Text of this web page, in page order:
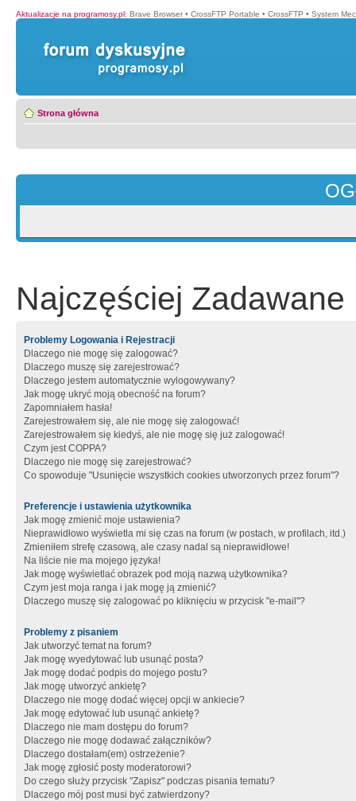
Aktualizacje na programosy.pl: Brave Browser • CrossFTP Portable • CrossFTP • System
Strona główna
Najczęściej Zadawane
Problemy Logowania i Rejestracji
Dlaczego nie mogę się zalogować?
Dlaczego muszę się zarejestrować?
Dlaczego jestem automatycznie wylogowywany?
Jak mogę ukryć moją obecność na forum?
Zapomniałem hasła!
Zarejestrowałem się, ale nie mogę się zalogować!
Zarejestrowałem się kiedyś, ale nie mogę się już zalogować!
Czym jest COPPA?
Dlaczego nie mogę się zarejestrować?
Co spowoduje "Usunięcie wszystkich cookies utworzonych przez forum"?
Preferencje i ustawienia użytkownika
Jak mogę zmienić moje ustawienia?
Nieprawidłowo wyświetla mi się czas na forum (w postach, w profilach, itd.)
Zmieniłem strefę czasową, ale czasy nadal są nieprawidłowe!
Na liście nie ma mojego języka!
Jak mogę wyświetlać obrazek pod moją nazwą użytkownika?
Czym jest moja ranga i jak mogę ją zmienić?
Dlaczego muszę się zalogować po kliknięciu w przycisk "e-mail"?
Problemy z pisaniem
Jak utworzyć temat na forum?
Jak mogę wyedytować lub usunąć posta?
Jak mogę dodać podpis do mojego postu?
Jak mogę utworzyć ankietę?
Dlaczego nie mogę dodać więcej opcji w ankiecie?
Jak mogę edytować lub usunąć ankietę?
Dlaczego nie mam dostępu do forum?
Dlaczego nie mogę dodawać załączników?
Dlaczego dostałam(em) ostrzeżenie?
Jak mogę zgłosić posty moderatorowi?
Do czego służy przycisk "Zapisz" podczas pisania tematu?
Dlaczego mój post musi być zatwierdzony?